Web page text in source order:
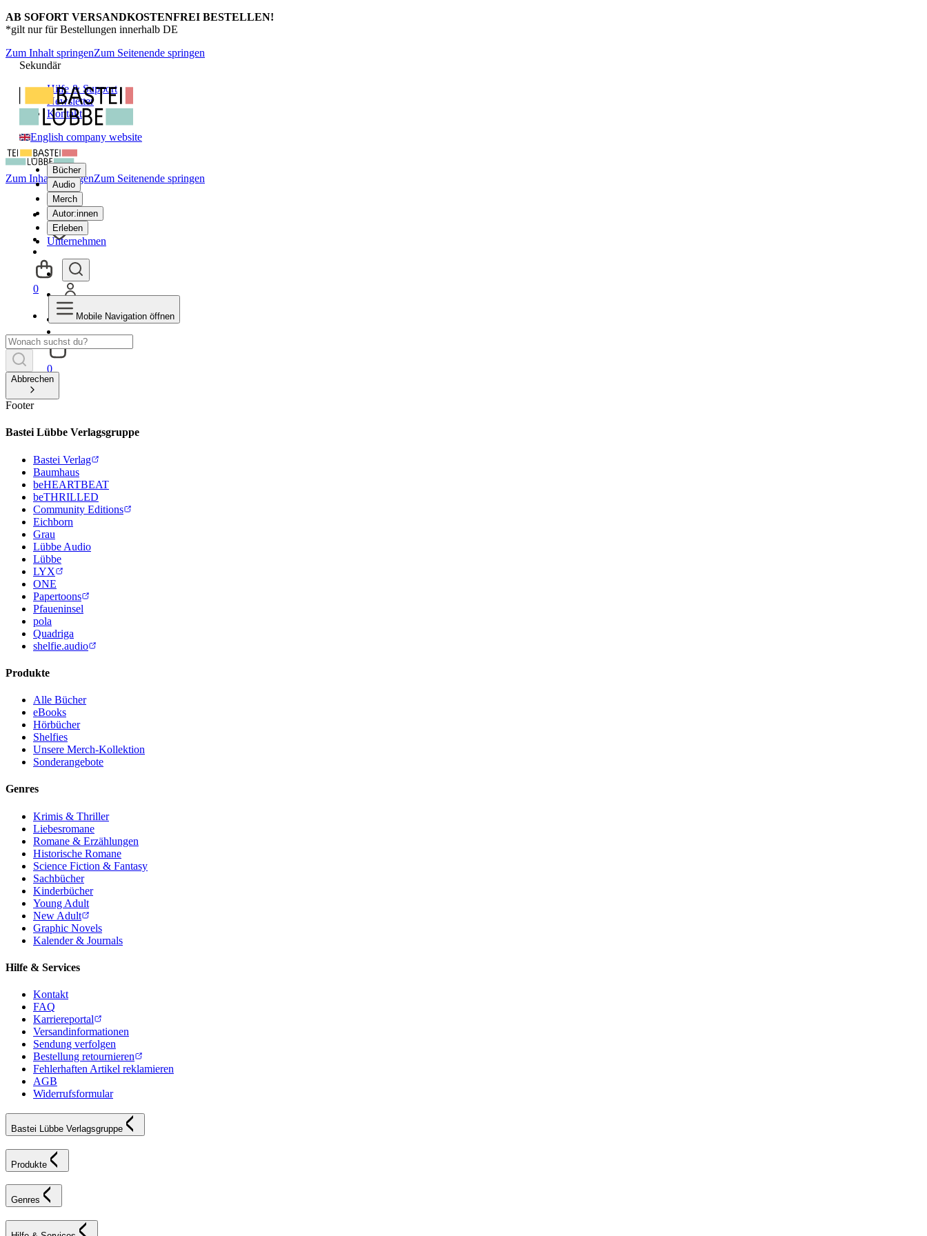
AB SOFORT VERSANDKOSTENFREI BESTELLEN!
*gilt nur für Bestellungen innerhalb DE
Zum Inhalt springenZum Seitenende springen
Sekundär
Hilfe & Support
Newsletter
Kontakt
English company website
Bücher
Audio
Merch
Autor:innen
Erleben
Unternehmen
0
Zum Inhalt springenZum Seitenende springen
0
Mobile Navigation öffnen
Abbrechen
Footer
Bastei Lübbe Verlagsgruppe
Bastei Verlag
Baumhaus
beHEARTBEAT
beTHRILLED
Community Editions
Eichborn
Grau
Lübbe Audio
Lübbe
LYX
ONE
Papertoons
Pfaueninsel
pola
Quadriga
shelfie.audio
Produkte
Alle Bücher
eBooks
Hörbücher
Shelfies
Unsere Merch-Kollektion
Sonderangebote
Genres
Krimis & Thriller
Liebesromane
Romane & Erzählungen
Historische Romane
Science Fiction & Fantasy
Sachbücher
Kinderbücher
Young Adult
New Adult
Graphic Novels
Kalender & Journals
Hilfe & Services
Kontakt
FAQ
Karriereportal
Versandinformationen
Sendung verfolgen
Bestellung retournieren
Fehlerhaften Artikel reklamieren
AGB
Widerrufsformular
Bastei Lübbe Verlagsgruppe
Produkte
Genres